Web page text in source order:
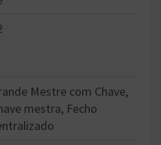
Mestre com Chave,
mestra, Fecho